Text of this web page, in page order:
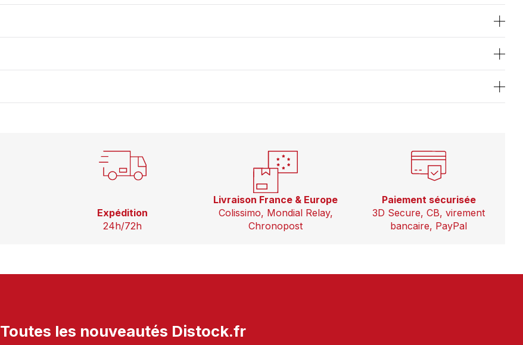
Noir
Expédition
24h/72h
Livraison France & Europe
Colissimo, Mondial Relay,
Chronopost
Paiement sécurisée
3D Secure, CB, virement
bancaire, PayPal
Toutes les nouveautés Distock.fr